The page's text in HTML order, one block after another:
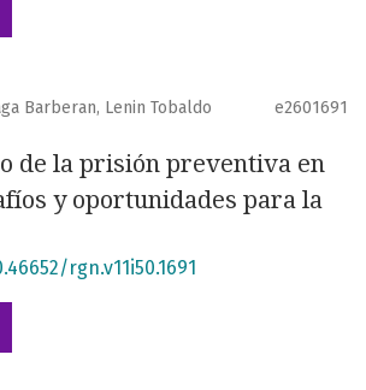
Barberan, Lenin Tobaldo
e2601691
de la prisión preventiva en
y oportunidades para la
rgn.v11i50.1691